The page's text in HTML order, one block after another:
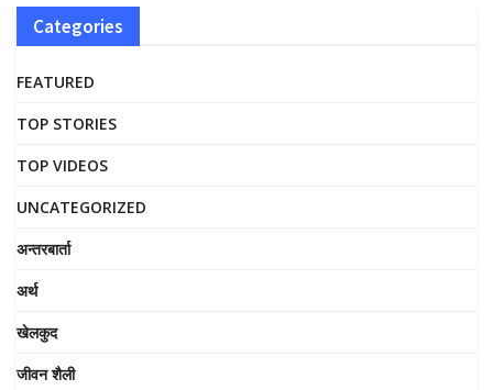
Categories
FEATURED
TOP STORIES
TOP VIDEOS
UNCATEGORIZED
अन्तरबार्ता
अर्थ
खेलकुद
जीवन शैली